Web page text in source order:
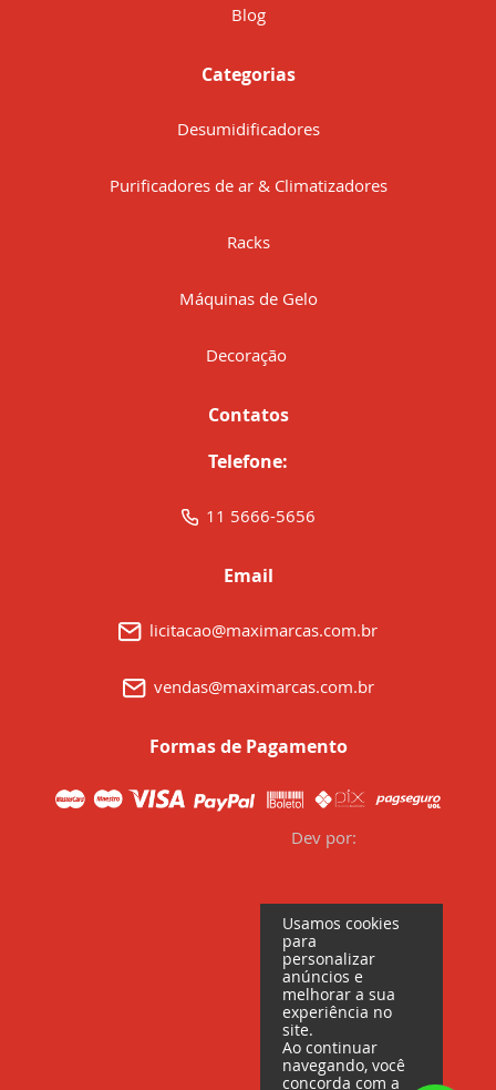
Usamos cookies
para
personalizar
anúncios e
melhorar a sua
experiência no
site.
Ao continuar
navegando, você
concorda com a
Blog
Categorias
Desumidificadores
Purificadores de ar & Climatizadores
Racks
Máquinas de Gelo
Decoração
Contatos
Telefone:
11 5666-5656
Email
licitacao@maximarcas.com.br
vendas@maximarcas.com.br
Formas de Pagamento
Dev por: